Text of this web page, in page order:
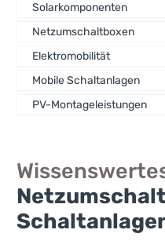
Solarkomponenten
Netzumschaltboxen
Elektromobilität
Mobile Schaltanlagen
PV-Montageleistungen